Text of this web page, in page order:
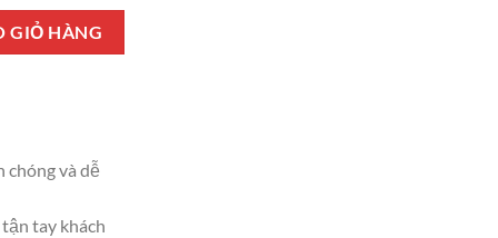
số lượng
GIỎ HÀNG
chóng và dễ
tay khách